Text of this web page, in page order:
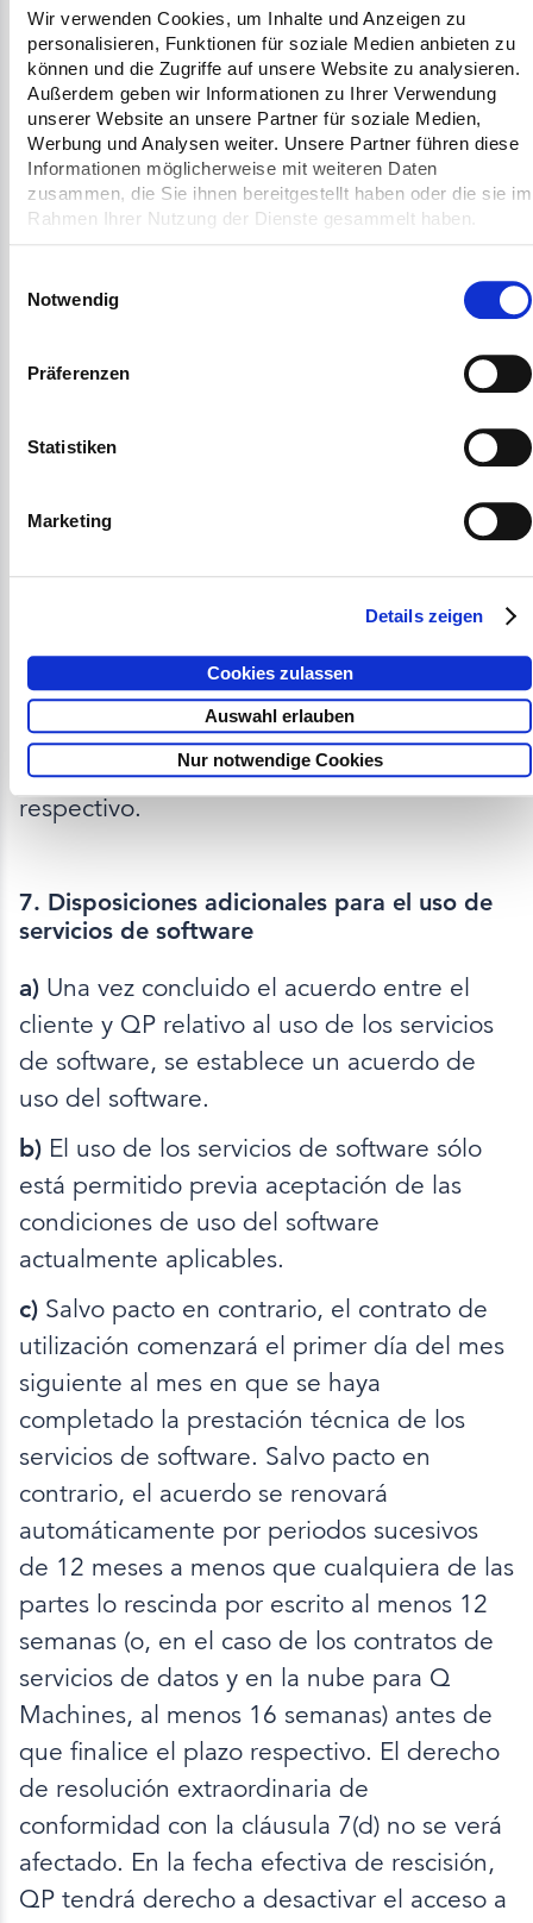
Wir verwenden Cookies, um Inhalte und Anzeigen zu
personalisieren, Funktionen für soziale Medien anbieten zu
können und die Zugriffe auf unsere Website zu analysieren.
Außerdem geben wir Informationen zu Ihrer Verwendung
unserer Website an unsere Partner für soziale Medien,
Werbung und Analysen weiter. Unsere Partner führen diese
Informationen möglicherweise mit weiteren Daten
zusammen, die Sie ihnen bereitgestellt haben oder die sie im
Rahmen Ihrer Nutzung der Dienste gesammelt haben.
Notwendig
Präferenzen
Statistiken
Marketing
Details zeigen
Cookies zulassen
Auswahl erlauben
Nur notwendige Cookies
costes de adquisición de bienes o servicios
sustitutivos, queda excluida en la medida
en que lo permita la ley. En cualquier caso,
la responsabilidad se limita al valor del
contrato.
a)Hasta la completa liquidación de todas
las reclamaciones derivadas de la entrega
de los bienes al cliente, la titularidad de los
bienes entregados seguirá siendo de QP. El
cliente tendrá derecho a utilizar los bienes
siempre que no se encuentre en mora de
pago a QP. No se permite pignorar o ceder
b)Para las relaciones comerciales regidas
por contratos de arrendamiento o de venta
a plazos, se aplicarán los términos y
condiciones específicos del contrato
respectivo.
7. Disposiciones adicionales para el uso de
servicios de software
a) Una vez concluido el acuerdo entre el
cliente y QP relativo al uso de los servicios
de software, se establece un acuerdo de
uso del software.
b) El uso de los servicios de software sólo
está permitido previa aceptación de las
condiciones de uso del software
actualmente aplicables.
c) Salvo pacto en contrario, el contrato de
utilización comenzará el primer día del mes
siguiente al mes en que se haya
completado la prestación técnica de los
servicios de software. Salvo pacto en
contrario, el acuerdo se renovará
automáticamente por periodos sucesivos
de 12 meses a menos que cualquiera de las
partes lo rescinda por escrito al menos 12
semanas (o, en el caso de los contratos de
servicios de datos y en la nube para Q
Machines, al menos 16 semanas) antes de
que finalice el plazo respectivo. El derecho
de resolución extraordinaria de
conformidad con la cláusula 7(d) no se verá
afectado. En la fecha efectiva de rescisión,
QP tendrá derecho a desactivar el acceso a